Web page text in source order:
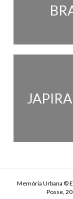
JAPIRA
Memória Urbana ©
Posse,